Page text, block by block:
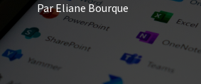
Par Eliane Bourque